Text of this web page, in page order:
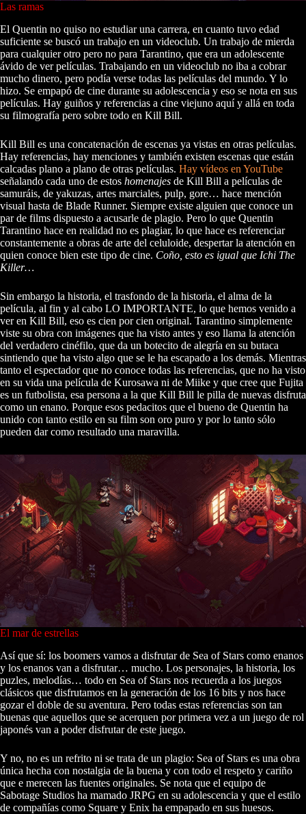
Las ramas
El Quentin no quiso no estudiar una carrera, en cuanto tuvo edad
suficiente se buscó un trabajo en un videoclub. Un trabajo de mierda
para cualquier otro pero no para Tarantino, que era un adolescente
ávido de ver películas. Trabajando en un videoclub no iba a cobrar
mucho dinero, pero podía verse todas las películas del mundo. Y lo
hizo. Se empapó de cine durante su adolescencia y eso se nota en sus
películas. Hay guiños y referencias a cine viejuno aquí y allá en toda
su filmografía pero sobre todo en Kill Bill.
Kill Bill es una concatenación de escenas ya vistas en otras películas.
Hay referencias, hay menciones y también existen escenas que están
calcadas plano a plano de otras películas. Hay vídeos en YouTube
señalando cada uno de estos homenajes de Kill Bill a películas de
samuráis, de yakuzas, artes marciales, pulp, gore… hace mención
visual hasta de Blade Runner. Siempre existe alguien que conoce un
par de films dispuesto a acusarle de plagio. Pero lo que Quentin
Tarantino hace en realidad no es plagiar, lo que hace es referenciar
constantemente a obras de arte del celuloide, despertar la atención en
quien conoce bien este tipo de cine. Coño, esto es igual que Ichi The
Killer…
Sin embargo la historia, el trasfondo de la historia, el alma de la
película, al fin y al cabo LO IMPORTANTE, lo que hemos venido a
ver en Kill Bill, eso es cien por cien original. Tarantino simplemente
viste su obra con imágenes que ha visto antes y eso llama la atención
del verdadero cinéfilo, que da un botecito de alegría en su butaca
sintiendo que ha visto algo que se le ha escapado a los demás. Mientras
tanto el espectador que no conoce todas las referencias, que no ha visto
en su vida una película de Kurosawa ni de Miike y que cree que Fujita
es un futbolista, esa persona a la que Kill Bill le pilla de nuevas disfruta
como un enano. Porque esos pedacitos que el bueno de Quentin ha
unido con tanto estilo en su film son oro puro y por lo tanto sólo
pueden dar como resultado una maravilla.
El mar de estrellas
Así que sí: los boomers vamos a disfrutar de Sea of Stars como enanos
y los enanos van a disfrutar… mucho. Los personajes, la historia, los
puzles, melodías… todo en Sea of Stars nos recuerda a los juegos
clásicos que disfrutamos en la generación de los 16 bits y nos hace
gozar el doble de su aventura. Pero todas estas referencias son tan
buenas que aquellos que se acerquen por primera vez a un juego de rol
japonés van a poder disfrutar de este juego.
Y no, no es un refrito ni se trata de un plagio: Sea of Stars es una obra
única hecha con nostalgia de la buena y con todo el respeto y cariño
que e merecen las fuentes originales. Se nota que el equipo de
Sabotage Studios ha mamado JRPG en su adolescencia y que el estilo
de compañías como Square y Enix ha empapado en sus huesos.